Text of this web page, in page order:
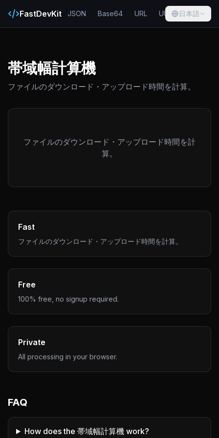
FastDevKit JSON Base64 URL UUID Hash
日本語
帯域幅計算機
ファイルのダウンロード・アップロード時間を計算。
ファイルのダウンロード・アップロード時間を計
算。
Fast
ファイルのダウンロード・アップロード時間を計算。
Free
100% free, no signup required.
Private
All processing in your browser.
FAQ
How does the 帯域幅計算機 work?